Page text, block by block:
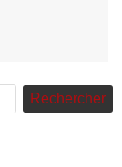
Rechercher